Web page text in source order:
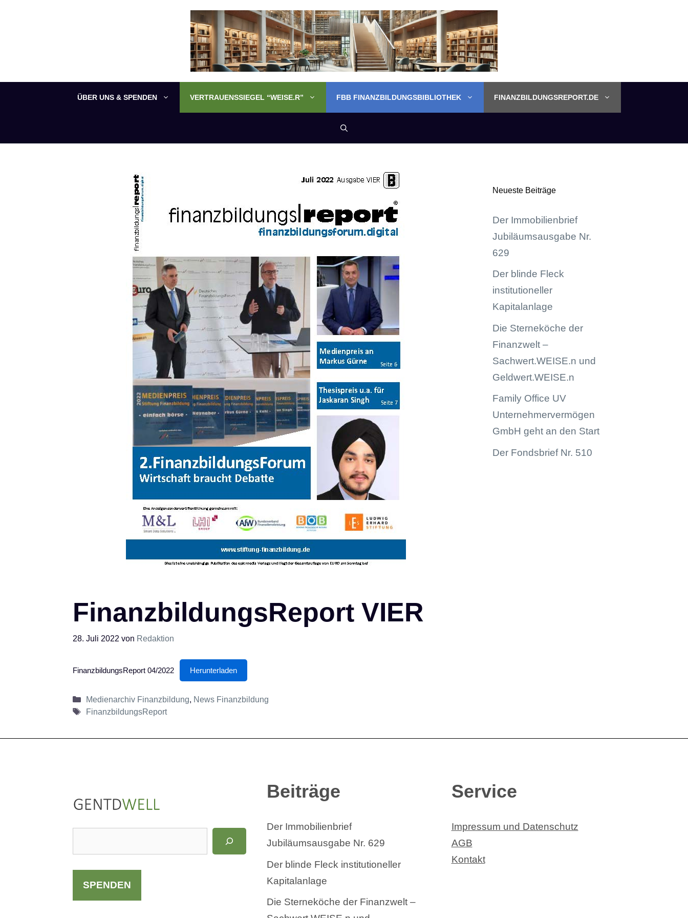
ÜBER UNS & SPENDEN VERTRAUENSSIEGEL “WEISE.R” FBB FINANZBILDUNGSBIBLIOTHEK FINANZBILDUNGSREPORT.DE
FinanzbildungsReport VIER
28. Juli 2022 von Redaktion
FinanzbildungsReport 04/2022 Herunterladen
Kategorien
Medienarchiv Finanzbildung, News Finanzbildung
Schlagwörter
FinanzbildungsReport
Neueste Beiträge
Der Immobilienbrief
Jubiläumsausgabe Nr.
629
Der blinde Fleck
institutioneller
Kapitalanlage
Die Sterneköche der
Finanzwelt –
Sachwert.WEISE.n und
Geldwert.WEISE.n
Family Office UV
Unternehmervermögen
GmbH geht an den Start
Der Fondsbrief Nr. 510
u
c
e
SPENDEN
Beiträge
Der Immobilienbrief
Jubiläumsausgabe Nr. 629
Der blinde Fleck institutioneller
Kapitalanlage
Die Sterneköche der Finanzwelt –
Service
Impressum und Datenschutz
AGB
Kontakt